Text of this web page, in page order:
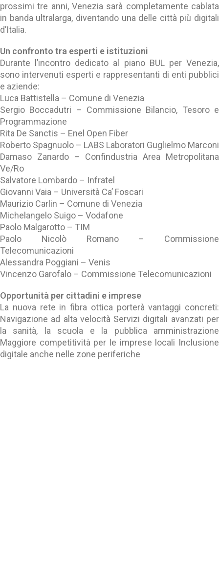
prossimi tre anni, Venezia sarà completamente cablata
in banda ultralarga, diventando una delle città più digitali
d’Italia.
Un confronto tra esperti e istituzioni
Durante l’incontro dedicato al piano BUL per Venezia,
sono intervenuti esperti e rappresentanti di enti pubblici
e aziende:
Luca Battistella – Comune di Venezia
Sergio Boccadutri – Commissione Bilancio, Tesoro e
Programmazione
Rita De Sanctis – Enel Open Fiber
Roberto Spagnuolo – LABS Laboratori Guglielmo Marconi
Damaso Zanardo – Confindustria Area Metropolitana
Ve/Ro
Salvatore Lombardo – Infratel
Giovanni Vaia – Università Ca’ Foscari
Maurizio Carlin – Comune di Venezia
Michelangelo Suigo – Vodafone
Paolo Malgarotto – TIM
Paolo Nicolò Romano – Commissione
Telecomunicazioni
Alessandra Poggiani – Venis
Vincenzo Garofalo – Commissione Telecomunicazioni
Opportunità per cittadini e imprese
La nuova rete in fibra ottica porterà vantaggi concreti:
Navigazione ad alta velocità Servizi digitali avanzati per
la sanità, la scuola e la pubblica amministrazione
Maggiore competitività per le imprese locali Inclusione
digitale anche nelle zone periferiche